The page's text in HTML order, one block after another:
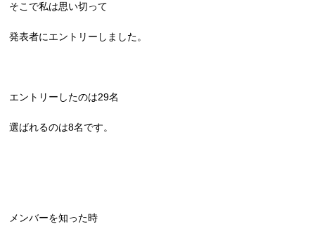
そこで私は思い切って
発表者にエントリーしました。
エントリーしたのは29名
選ばれるのは8名です。
メンバーを知った時